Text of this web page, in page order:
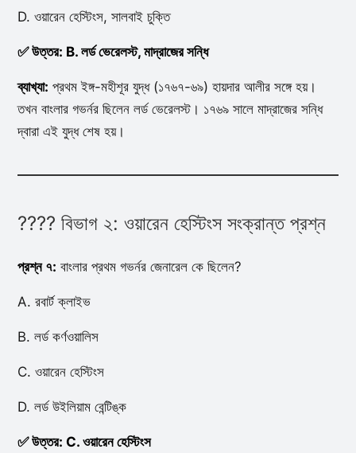
D. ওয়ারেন হেস্টিংস, সালবাই চুক্তি
✅ উত্তর: B. লর্ড ভেরেলস্ট, মাদ্রাজের সন্ধি
ব্যাখ্যা: প্রথম ইঙ্গ-মহীশূর যুদ্ধ (১৭৬৭-৬৯) হায়দার আলীর সঙ্গে হয়।
তখন বাংলার গভর্নর ছিলেন লর্ড ভেরেলস্ট। ১৭৬৯ সালে মাদ্রাজের সন্ধি
দ্বারা এই যুদ্ধ শেষ হয়।
???? বিভাগ ২: ওয়ারেন হেস্টিংস সংক্রান্ত প্রশ্ন
প্রশ্ন ৭: বাংলার প্রথম গভর্নর জেনারেল কে ছিলেন?
A. রবার্ট ক্লাইভ
B. লর্ড কর্ণওয়ালিস
C. ওয়ারেন হেস্টিংস
D. লর্ড উইলিয়াম বেন্টিঙ্ক
✅ উত্তর: C. ওয়ারেন হেস্টিংস